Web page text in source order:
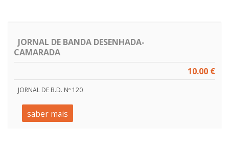
JORNAL DE BANDA DESENHADA-
CAMARADA
10.00 €
JORNAL DE B.D. Nº 120
saber mais